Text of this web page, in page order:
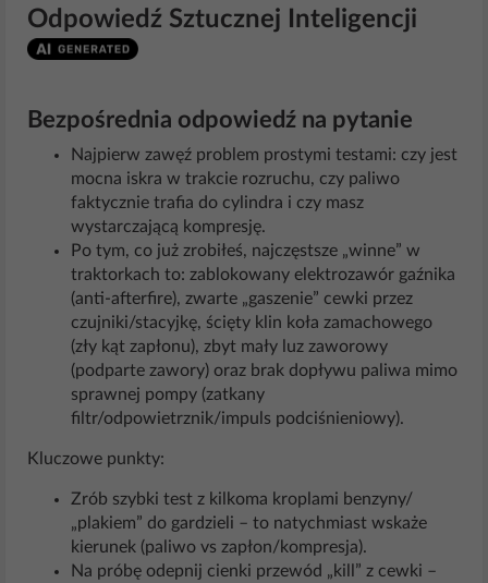
Odpowiedź Sztucznej Inteligencji
Bezpośrednia odpowiedź na pytanie
Najpierw zawęź problem prostymi testami: czy jest
mocna iskra w trakcie rozruchu, czy paliwo
faktycznie trafia do cylindra i czy masz
wystarczającą kompresję.
Po tym, co już zrobiłeś, najczęstsze „winne” w
traktorkach to: zablokowany elektrozawór gaźnika
(anti‑afterfire), zwarte „gaszenie” cewki przez
czujniki/stacyjkę, ścięty klin koła zamachowego
(zły kąt zapłonu), zbyt mały luz zaworowy
(podparte zawory) oraz brak dopływu paliwa mimo
sprawnej pompy (zatkany
filtr/odpowietrznik/impuls podciśnieniowy).
Kluczowe punkty:
Zrób szybki test z kilkoma kroplami benzyny/
„plakiem” do gardzieli – to natychmiast wskaże
kierunek (paliwo vs zapłon/kompresja).
Na próbę odepnij cienki przewód „kill” z cewki –